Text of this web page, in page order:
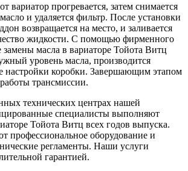
вариатор прогревается, затем снимается
и удаляется фильтр. После установки
возвращается на место, и заливается
жидкости. С помощью фирменного
замены масла в вариаторе Тойота Витц
уровень масла, производится
настройки коробки. Завершающим этапом
трансмиссии.
технических центрах нашей
специалисты выполняют
Тойота Витц всех годов выпуска.
профессиональное оборудование и
регламенты. Наши услуги
гарантией.